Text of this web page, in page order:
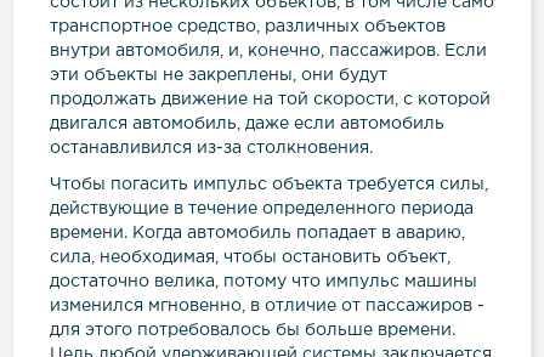
транспортное средство, различных объектов
внутри автомобиля, и, конечно, пассажиров. Если
эти объекты не закреплены, они будут
продолжать движение на той скорости, с которой
двигался автомобиль, даже если автомобиль
останавливился из-за столкновения.
Чтобы погасить импульс объекта требуется силы,
действующие в течение определенного периода
времени. Когда автомобиль попадает в аварию,
сила, необходимая, чтобы остановить объект,
достаточно велика, потому что импульс машины
изменился мгновенно, в отличие от пассажиров -
для этого потребовалось бы больше времени.